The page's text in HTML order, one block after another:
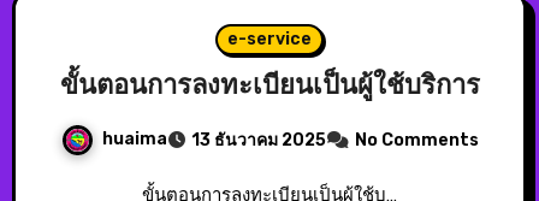
e-service
ขั้นตอนการลงทะเบียนเป็นผู้ใช้บริการ
huaima 13 ธันวาคม 2025 No Comments
ขั้นตอนการลงทะเบียนเป็นผู้ใช้บ…